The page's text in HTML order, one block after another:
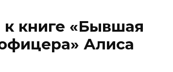
книге «Бывшая
Алиса